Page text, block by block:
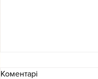
Коментарі